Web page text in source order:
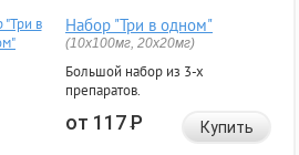
Набор "Три в одном"
(10x100мг, 20x20мг)
Большой набор из 3-х
препаратов.
от 117Р Купить